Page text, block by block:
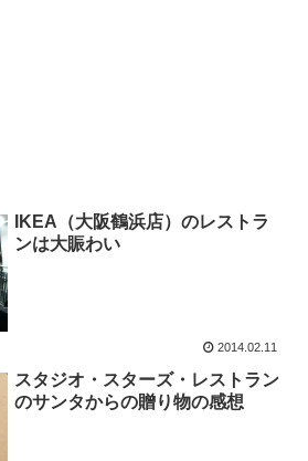
IKEA（大阪鶴浜店）のレストラ
ンは大賑わい
2014.02.11
スタジオ・スターズ・レストラン
のサンタからの贈り物の感想